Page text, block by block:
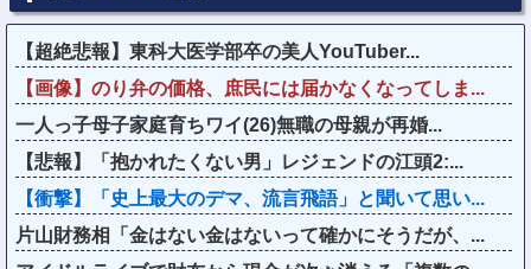
【超絶悲報】東科大医学部卒の美人YouTuber...
【画像】のり弁の価格、庶民には届かなくなってしま...
一人っ子母子家庭育ちワイ(26)無職の母親が再婚...
【悲報】「抱かれたくない男」レジェンドの江頭2:...
【衝撃】「史上最大のデマ、流言飛語」と聞いて思い...
片山財務相「金はない金はないって確かにそうだが、...